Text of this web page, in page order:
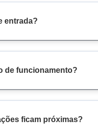
entrada?
de funcionamento?
ficam próximas?